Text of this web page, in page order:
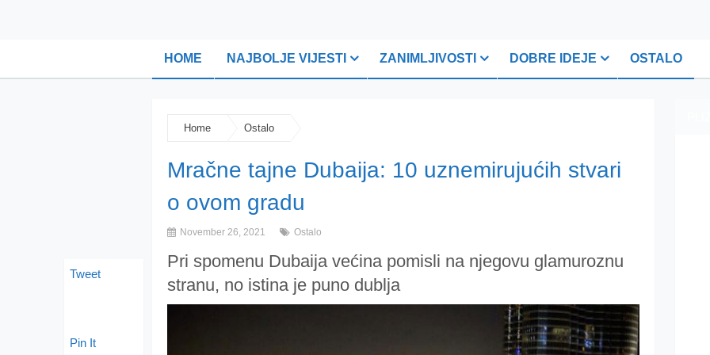
HOME NAJBOLJE VIJESTI ZANIMLJIVOSTI DOBRE IDEJE OSTALO
Home Ostalo
Mračne tajne Dubaija: 10 uznemirujućih stvari
o ovom gradu
November 26, 2021 Ostalo
Pri spomenu Dubaija većina pomisli na njegovu glamuroznu
stranu, no istina je puno dublja
Tweet
Pin It